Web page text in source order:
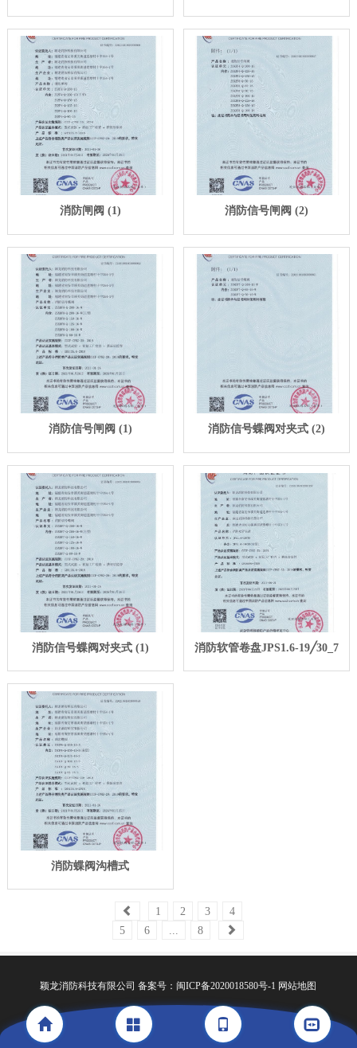
消防闸阀 (1) 消防信号闸阀 (2)
消防信号闸阀 (1) 消防信号蝶阀对夹式 (2)
消防信号蝶阀对夹式 (1) 消防软管卷盘JPS1.6-19╱30_7
消防蝶阀沟槽式
1 2 3
4
5
6 ... 8
颖龙消防科技有限公司备案号：闽ICP备2020018580号-1 网站地图